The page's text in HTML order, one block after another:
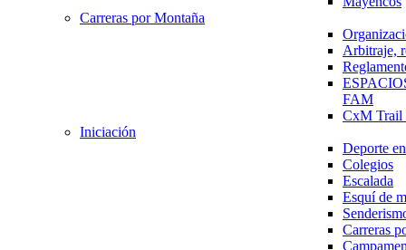
Carreras por Montaña
Arbitraje,
FAM
CxM
Iniciación
Deporte
Colegios
Escalada
Esquí de
Carreras